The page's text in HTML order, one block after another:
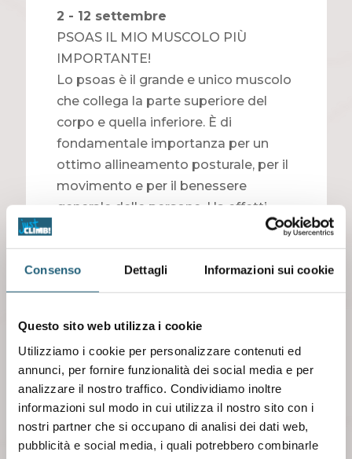
Consenso Dettagli Informazioni sui cookie
Questo sito web utilizza i cookie
Utilizziamo i cookie per personalizzare contenuti ed
annunci, per fornire funzionalità dei social media e per
analizzare il nostro traffico. Condividiamo inoltre
informazioni sul modo in cui utilizza il nostro sito con i
nostri partner che si occupano di analisi dei dati web,
pubblicità e social media, i quali potrebbero combinarle
2 - 12 settembre
PSOAS IL MIO MUSCOLO PIÙ
IMPORTANTE!
Lo psoas è il grande e unico muscolo
che collega la parte superiore del
corpo e quella inferiore. È di
fondamentale importanza per un
ottimo allineamento posturale, per il
movimento e per il benessere
generale delle persone. Ha effetti
sulla salute a livello fisico, emozionale
e spirituale. Conoscere e allenare
questo muscolo ti aiuterà a:
correggere la postura, alleviare il
rinforzare il core, aprire i canali
energetici.
3 - 19
sette
mbre
EQUILI